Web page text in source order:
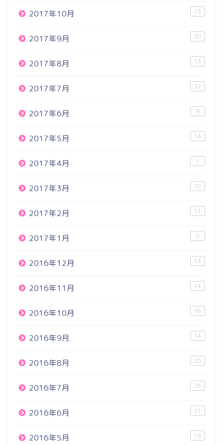
2017年10月 15
2017年9月 20
2017年8月 13
2017年7月 22
2017年6月 9
2017年5月 14
2017年4月 1
2017年3月 10
2017年2月 11
2017年1月 8
2016年12月 13
2016年11月 14
2016年10月 16
2016年9月 14
2016年8月 20
2016年7月 25
2016年6月 21
2016年5月 19